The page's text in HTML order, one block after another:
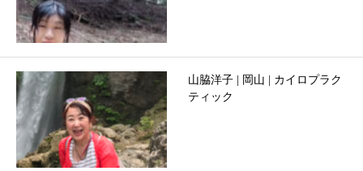
山脇洋子 | 岡山 | カイロプラク
ティック